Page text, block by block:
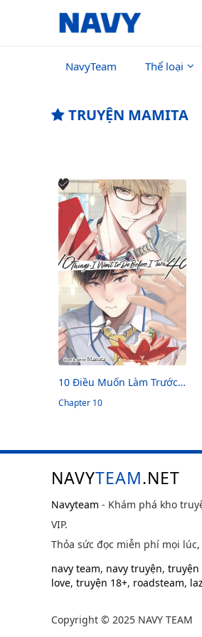
NavyTeam Thể loại
TRUYỆN MAMITA
10 Điều Muốn Làm Trước
Tuổi 40
Chapter 10
NAVYTEAM.NET
Navyteam - Khám phá kho
VIP.
Thỏa sức đọc miễn phí mọi
navy team, navy truyện, truyện
love, truyện 18+, roadsteam,
Copyright © 2025 NAVY TEAM